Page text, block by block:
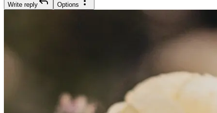
Write reply Options